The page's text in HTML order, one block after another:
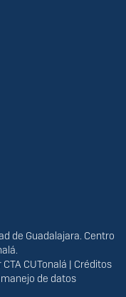
de Guadalajara. Centro
CTA CUTonalá | Créditos
de datos